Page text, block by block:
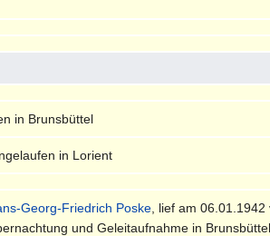
in Brunsbüttel
in Lorient
Georg-Friedrich Poske , lief am
und Geleitaufnahme in